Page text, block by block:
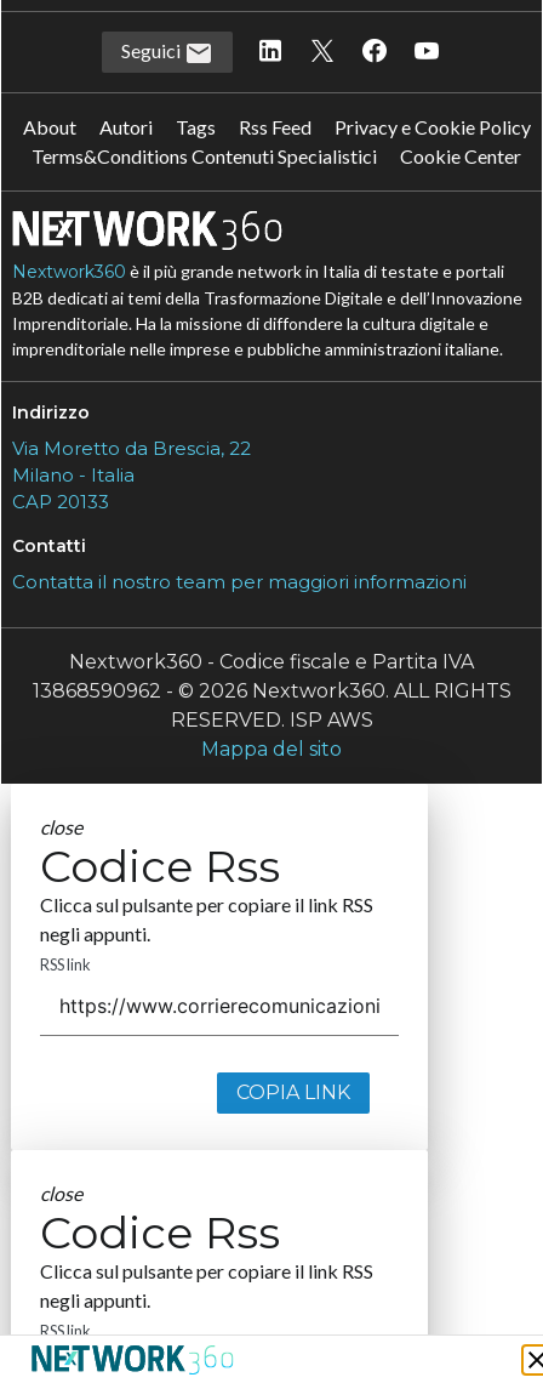
Seguici
About Autori Tags Rss Feed
Privacy e Cookie Policy
Terms&Conditions Contenuti Specialistici
Cookie Center
Nextwork360 è il più grande network in Italia di testate e portali
B2B dedicati ai temi della Trasformazione Digitale e dell’Innovazione
Imprenditoriale. Ha la missione di diffondere la cultura digitale e
imprenditoriale nelle imprese e pubbliche amministrazioni italiane.
Indirizzo
Via Moretto da Brescia, 22
Milano - Italia
CAP 20133
Contatti
Contatta il nostro team per maggiori informazioni
Nextwork360 - Codice fiscale e Partita IVA
13868590962 - © 2026 Nextwork360. ALL RIGHTS
RESERVED. ISP AWS
Mappa del sito
close
Codice Rss
Clicca sul pulsante per copiare il link RSS
negli appunti.
RSS link
COPIA LINK
close
Codice Rss
Clicca sul pulsante per copiare il link RSS
negli appunti.
RSS link